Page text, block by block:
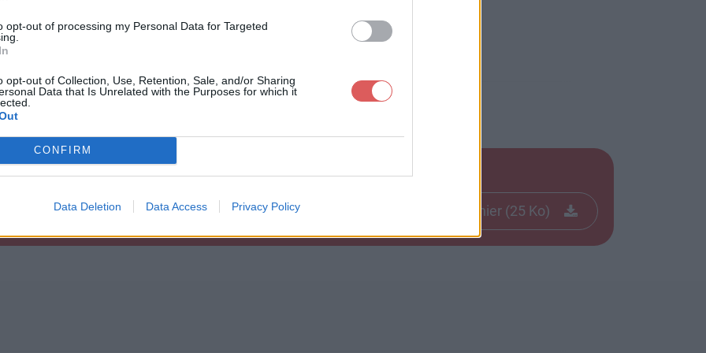
opt-out of processing my Personal Data for Targeted
opt-out of Collection, Use, Retention, Sale, and/or Sharing
Data that Is Unrelated with the Purposes for which it
CONFIRM
Data Deletion Data Access Privacy Policy Télécharger le fichier (25 Ko)